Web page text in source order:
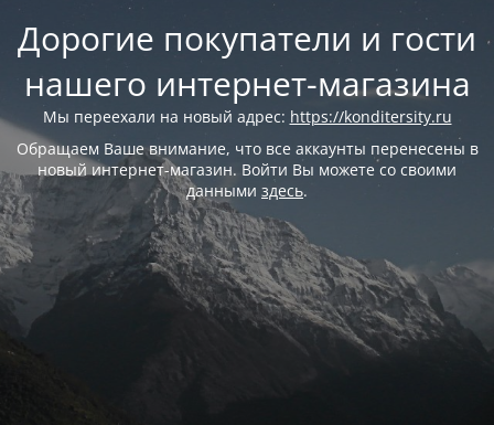
Дорогие покупатели и гости
нашего интернет-магазина
Мы переехали на новый адрес: https://konditersity.ru
Обращаем Ваше внимание, что все аккаунты перенесены в
новый интернет-магазин. Войти Вы можете со своими
данными здесь.